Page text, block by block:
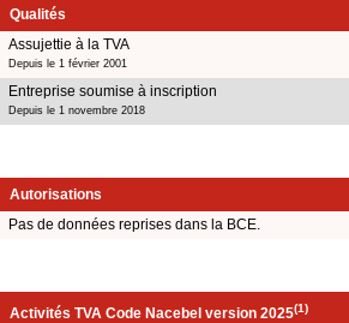
Qualités
Assujettie à la TVA
Depuis le 1 février 2001
Entreprise soumise à inscription
Depuis le 1 novembre 2018
Autorisations
Pas de données reprises dans la BCE.
Activités TVA Code Nacebel version 2025(1)